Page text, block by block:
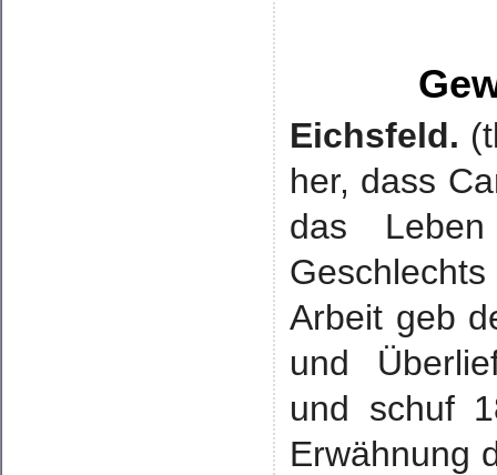
Eichsfeld.
her, dass
das
Arbeit geb
und
und schuf
Erwähnung